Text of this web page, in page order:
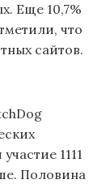
Еще 10,7%
что
сайтов.
1111
Половина